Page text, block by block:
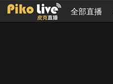
全部直播